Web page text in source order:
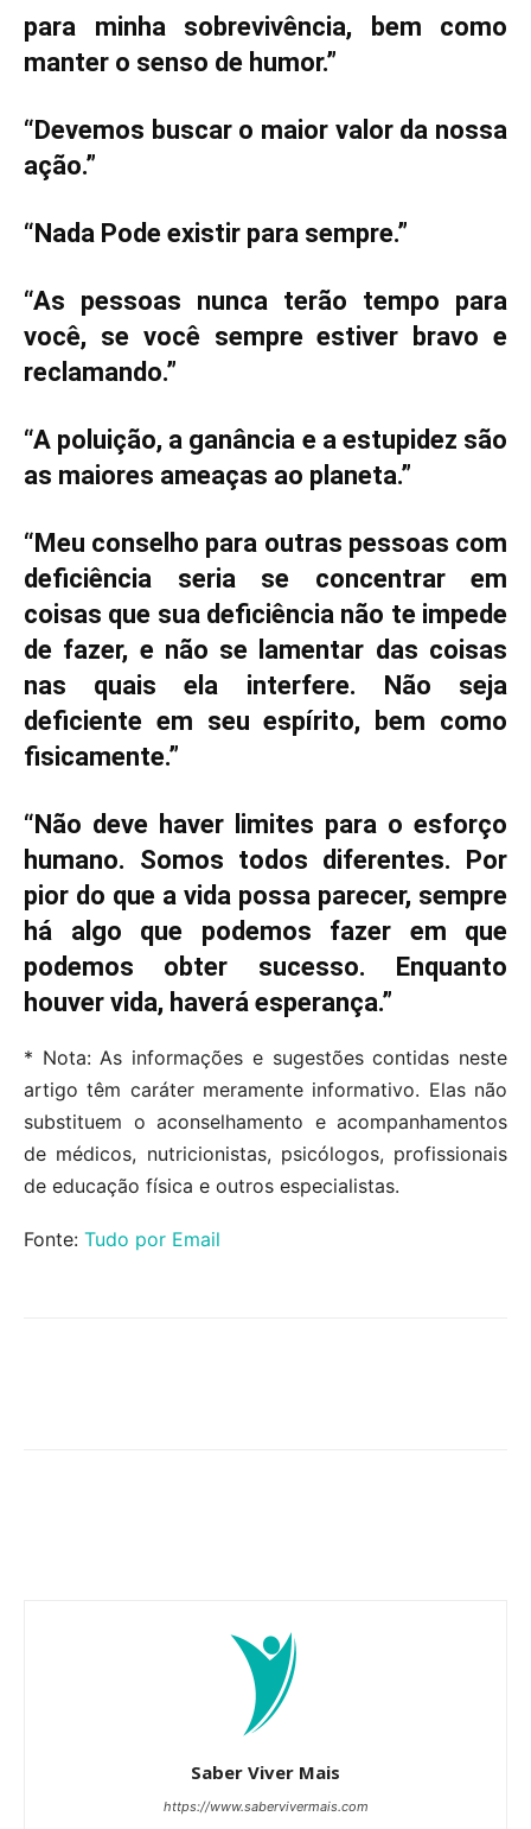
para minha sobrevivência, bem como
manter o senso de humor.”
“Devemos buscar o maior valor da nossa
ação.”
“Nada Pode existir para sempre.”
“As pessoas nunca terão tempo para
você, se você sempre estiver bravo e
reclamando.”
“A poluição, a ganância e a estupidez são
as maiores ameaças ao planeta.”
“Meu conselho para outras pessoas com
deficiência seria se concentrar em
coisas que sua deficiência não te impede
de fazer, e não se lamentar das coisas
nas quais ela interfere. Não seja
deficiente em seu espírito, bem como
fisicamente.”
“Não deve haver limites para o esforço
humano. Somos todos diferentes. Por
pior do que a vida possa parecer, sempre
há algo que podemos fazer em que
podemos obter sucesso. Enquanto
houver vida, haverá esperança.”
* Nota: As informações e sugestões contidas neste
artigo têm caráter meramente informativo. Elas não
substituem o aconselhamento e acompanhamentos
de médicos, nutricionistas, psicólogos, profissionais
de educação física e outros especialistas.
Fonte: Tudo por Email
Saber Viver Mais
https://www.sabervivermais.com